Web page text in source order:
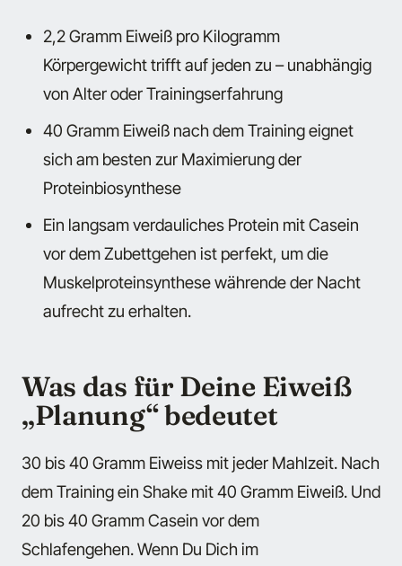
2,2 Gramm Eiweiß pro Kilogramm
Körpergewicht trifft auf jeden zu – unabhängig
von Alter oder Trainingserfahrung
40 Gramm Eiweiß nach dem Training eignet
sich am besten zur Maximierung der
Proteinbiosynthese
Ein langsam verdauliches Protein mit Casein
vor dem Zubettgehen ist perfekt, um die
Muskelproteinsynthese währende der Nacht
aufrecht zu erhalten.
Was das für Deine Eiweiß
„Planung“ bedeutet
30 bis 40 Gramm Eiweiss mit jeder Mahlzeit. Nach
dem Training ein Shake mit 40 Gramm Eiweiß. Und
20 bis 40 Gramm Casein vor dem
Schlafengehen. Wenn Du Dich im